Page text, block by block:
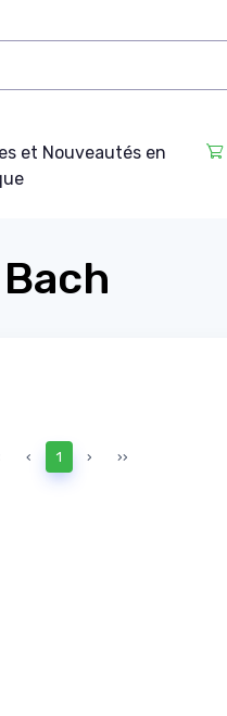
et Nouveautés en
‹ 1 › ››